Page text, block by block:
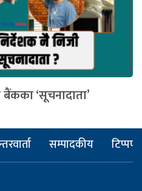
बैंकका ‘सूचनादाता’
सम्पादकीय टिप्पणी